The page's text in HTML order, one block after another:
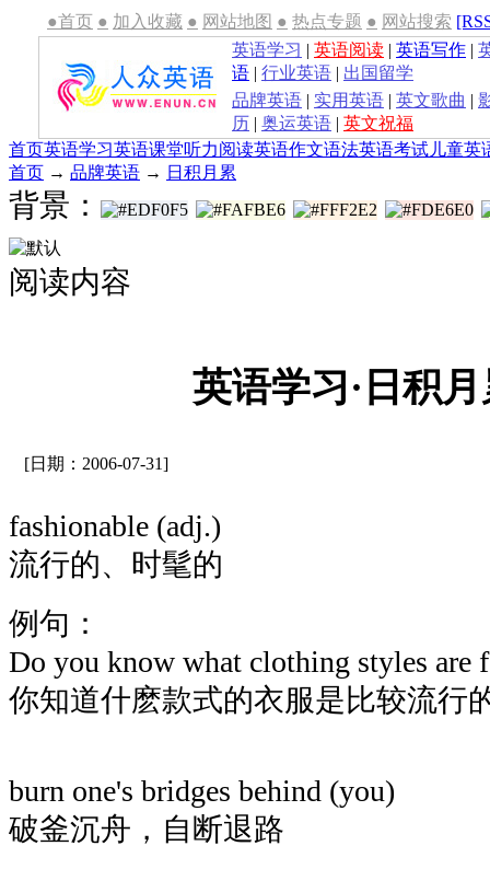
●首页 ● 加入收藏 ● 网站地图 ● 热点专题 ● 网站搜索
英语学习 | 英语阅读 | 英语写作 |
语 | 行业英语 | 出国留学
品牌英语 | 实用英语 | 英文歌曲 |
历 | 奥运英语 | 英文祝福
首页英语学习英语课堂听力阅读英语作文语法英语考试 儿童英
首页 → 品牌英语 → 日积月累
背景：
阅读内容
英语学习·日积月
[日期：2006-07-31]
fashionable (adj.)
流行的、时髦的
例句：
Do you know what clothing styles are
你知道什麽款式的衣服是比较流行
burn one's bridges behind (you)
破釜沉舟，自断退路